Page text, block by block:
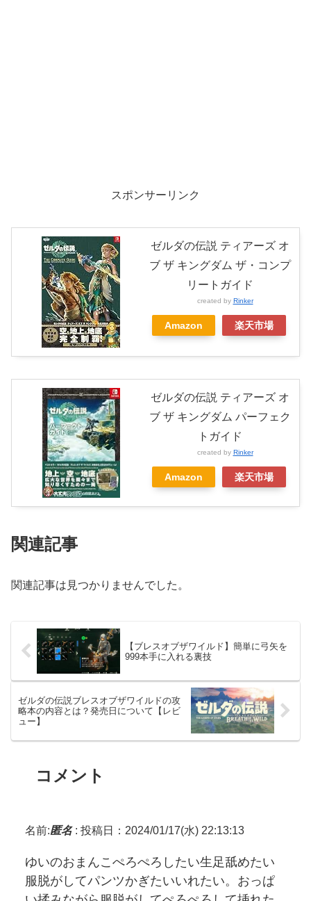
スポンサーリンク
ゼルダの伝説 ティアーズ オ
ブ ザ キングダム ザ・コンプ
リートガイド
created by Rinker
Amazon 楽天市場
ゼルダの伝説 ティアーズ オ
ブ ザ キングダム パーフェク
トガイド
created by Rinker
Amazon 楽天市場
関連記事
関連記事は見つかりませんでした。
【ブレスオブザワイルド】簡単に弓矢を
999本手に入れる裏技
ゼルダの伝説ブレスオブザワイルドの攻
略本の内容とは？発売日について【レビ
ュー】
コメント
名前:匿名: 投稿日：2024/01/17(水) 22:13:13
ゆいのおまんこぺろぺろしたい生足舐めたい
服脱がしてパンツかぎたいいれたい。おっぱ